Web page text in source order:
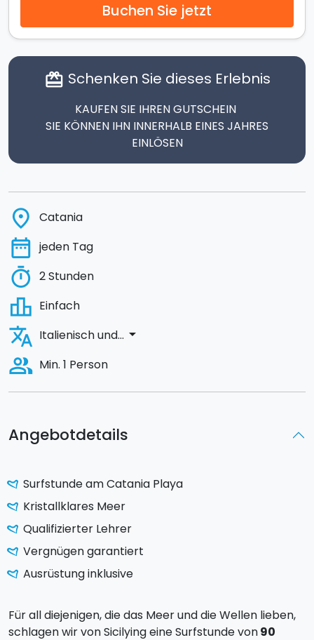
Angebotdetails
Surfstunde am Catania Playa
Kristallklares Meer
Qualifizierter Lehrer
Vergnügen garantiert
Ausrüstung inklusive
Für all diejenigen, die das Meer und die Wellen lieben,
schlagen wir von Sicilying eine Surfstunde von90
Buchen Sie jetzt
card_giftcard Schenken Sie dieses Erlebnis
KAUFEN SIE IHREN GUTSCHEIN
SIE KÖNNEN IHN INNERHALB EINES JAHRES
EINLÖSEN
place Catania
date_range jeden Tag
timer 2 Stunden
leaderboard Einfach
translate Italienisch und... arrow_drop_down
people_alt Min. 1 Person